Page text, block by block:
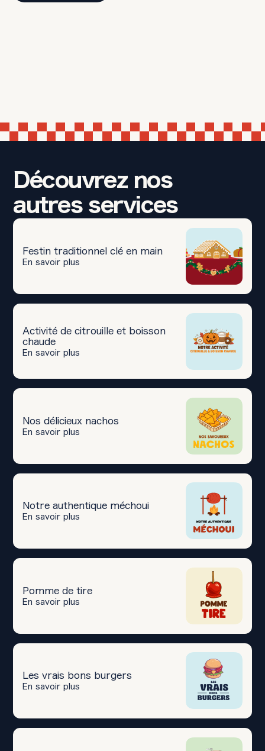
Découvrez nos
autres services
Festin traditionnel clé en main
En savoir plus
Activité de citrouille et boisson
chaude
En savoir plus
Nos délicieux nachos
En savoir plus
Notre authentique méchoui
En savoir plus
Pomme de tire
En savoir plus
Les vrais bons burgers
En savoir plus